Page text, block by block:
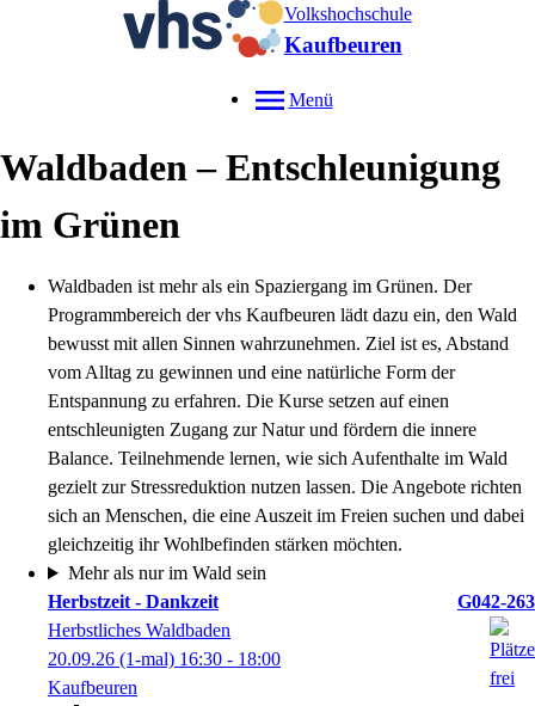
Volkshochschule
Kaufbeuren
Menü
Waldbaden – Entschleunigung
im Grünen
Waldbaden ist mehr als ein Spaziergang im Grünen. Der
Programmbereich der vhs Kaufbeuren lädt dazu ein, den Wald
bewusst mit allen Sinnen wahrzunehmen. Ziel ist es, Abstand
vom Alltag zu gewinnen und eine natürliche Form der
Entspannung zu erfahren. Die Kurse setzen auf einen
entschleunigten Zugang zur Natur und fördern die innere
Balance. Teilnehmende lernen, wie sich Aufenthalte im Wald
gezielt zur Stressreduktion nutzen lassen. Die Angebote richten
sich an Menschen, die eine Auszeit im Freien suchen und dabei
gleichzeitig ihr Wohlbefinden stärken möchten.
Mehr als nur im Wald sein
Herbstzeit - Dankzeit
G042-263
Herbstliches Waldbaden
20.09.26 (1-mal) 16:30 - 18:00
Kaufbeuren